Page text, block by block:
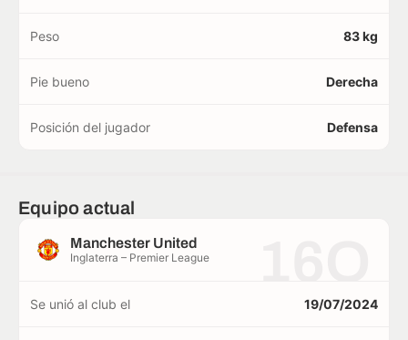
Peso 83 kg
Pie bueno Derecha
Posición del jugador Defensa
Equipo actual
Manchester United
Inglaterra – Premier League
Se unió al club el 19/07/2024